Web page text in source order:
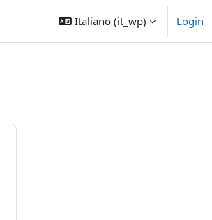
Italiano ‎(it_wp)‎ Login